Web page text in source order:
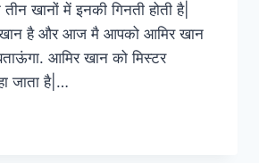
खानों में इनकी गिनती होती है|
खान है और आज मै आपको आमिर खान
आमिर खान को मिस्टर
जाता है|…